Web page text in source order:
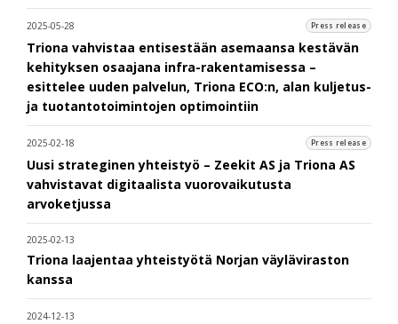
2025-05-28 Press release
Triona vahvistaa entisestään asemaansa kestävän
kehityksen osaajana infra-rakentamisessa –
esittelee uuden palvelun, Triona ECO:n, alan kuljetus-
ja tuotantotoimintojen optimointiin
2025-02-18 Press release
Uusi strateginen yhteistyö – Zeekit AS ja Triona AS
vahvistavat digitaalista vuorovaikutusta
arvoketjussa
2025-02-13
Triona laajentaa yhteistyötä Norjan väyläviraston
kanssa
2024-12-13